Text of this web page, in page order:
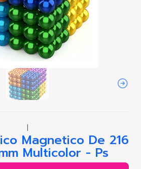
|
Magnetico De 216
Multicolor - Ps